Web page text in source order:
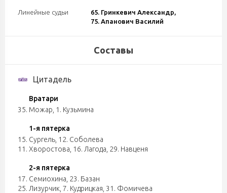
Линейные судьи
65. Гринкевич Александр,
75. Апанович Василий
Составы
Цитадель
Вратари
35. Можар 1. Кузьмина
1-я пятерка
15. Сургель 12. Соболева
11. Хворостова 16. Лагода 29. Навценя
2-я пятерка
17. Семиохина 23. Базан
25. Лизурчик 7. Кудрицкая 31. Фомичева